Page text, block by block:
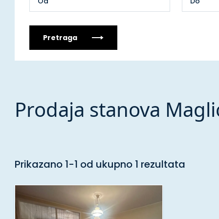
Pretraga
Prodaja stanova
Prikazano 1-1 od ukupno 1 rezultata